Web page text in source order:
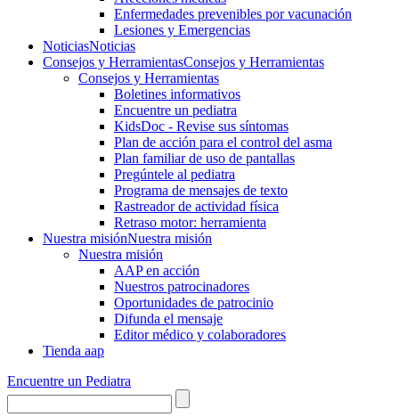
Enfermedades prevenibles por vacunación
Lesiones y Emergencias
NoticiasNoticias
Consejos y HerramientasConsejos y Herramientas
Consejos y Herramientas
Boletines informativos
Encuentre un pediatra
KidsDoc - Revise sus síntomas
Plan de acción para el control del asma
Plan familiar de uso de pantallas
Pregúntele al pediatra
Programa de mensajes de texto
Rastre​​ador de activida​d física
Retraso motor: herramienta
Nuestra misiónNuestra misión
Nuestra misión
AAP en acción
Nuestros patrocinadores
Oportunidades de patrocinio
Difunda el mensaje
Editor médico y colaboradores
Tienda aap
Encuentre un Pediatra